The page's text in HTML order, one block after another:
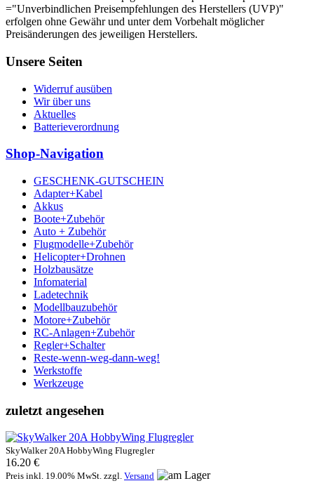
="Unverbindlichen Preisempfehlungen des Herstellers (UVP)"
erfolgen ohne Gewähr und unter dem Vorbehalt möglicher
Preisänderungen des jeweiligen Herstellers.
Unsere Seiten
Widerruf ausüben
Wir über uns
Aktuelles
Batterieverordnung
Shop-Navigation
GESCHENK-GUTSCHEIN
Adapter+Kabel
Akkus
Boote+Zubehör
Auto + Zubehör
Flugmodelle+Zubehör
Helicopter+Drohnen
Holzbausätze
Infomaterial
Ladetechnik
Modellbauzubehör
Motore+Zubehör
RC-Anlagen+Zubehör
Regler+Schalter
Reste-wenn-weg-dann-weg!
Werkstoffe
Werkzeuge
zuletzt angesehen
SkyWalker 20A HobbyWing Flugregler
16.20 €
Preis inkl. 19.00% MwSt. zzgl. Versand